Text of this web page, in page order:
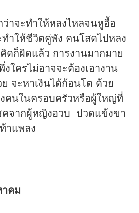
าจะทำให้หลงไหลจนหูอื้อ
ำให้ชีวิตคู่พัง คนโสดไปหลง
ดก็ผิดแล้ว การงานมากมาย
ใครไม่อาจจะต้องเอางาน
จะหาเงินได้ก้อนโต ด้วย
คนในครอบครัวหรือผู้ใหญ่ที่
คจากผู้หญิงอวบ ปวดแข้งขา
าแพลง
คม